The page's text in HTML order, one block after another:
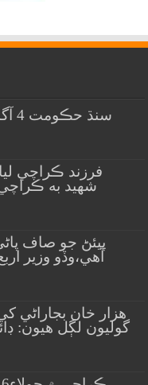
شهيد به ڪراچي
پيئڻ جو صاف
آهي،وڏو وزير
گوليون لڳل هيون: